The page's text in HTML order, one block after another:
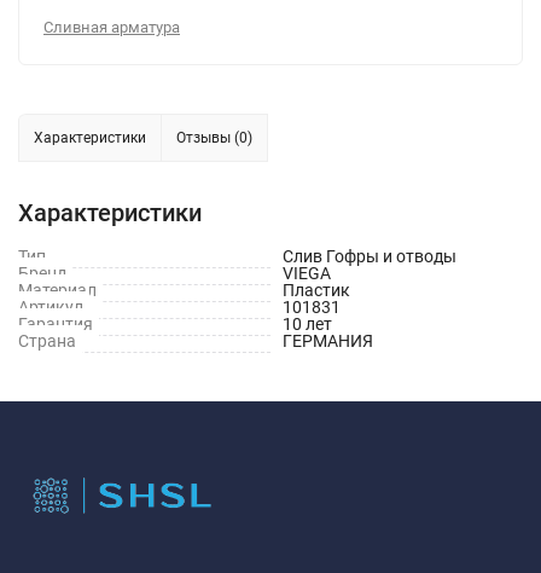
Сливная арматура
Характеристики Отзывы (0)
Характеристики
Тип
Слив Гофры и отводы
Бренд
VIEGA
Материал
Пластик
Артикул
101831
Гарантия
10 лет
Страна
ГЕРМАНИЯ